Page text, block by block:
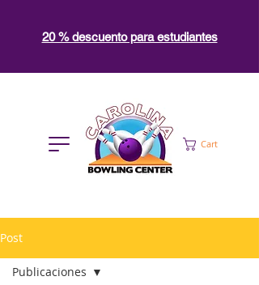
Cart
20 % descuento para estudiantes
Post
Publicaciones